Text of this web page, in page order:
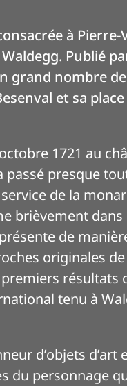
à Pierre-
Publié
grand nombre
et sa
1721 au
presque
de la
brièvement dans
de
originales
résultats
tenu à
d’objets d’art
du personnage